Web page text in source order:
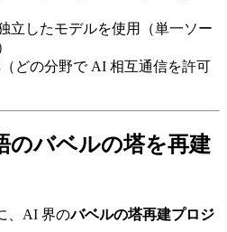
立したモデルを使用（単一ソー
どの分野で AI 相互通信を許可
のバベルの塔を再建
、AI 界のバベルの塔再建プロジ